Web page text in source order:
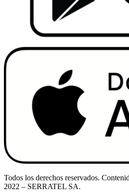
Todos los derechos reservados.
2022 – SERRATEL SA.